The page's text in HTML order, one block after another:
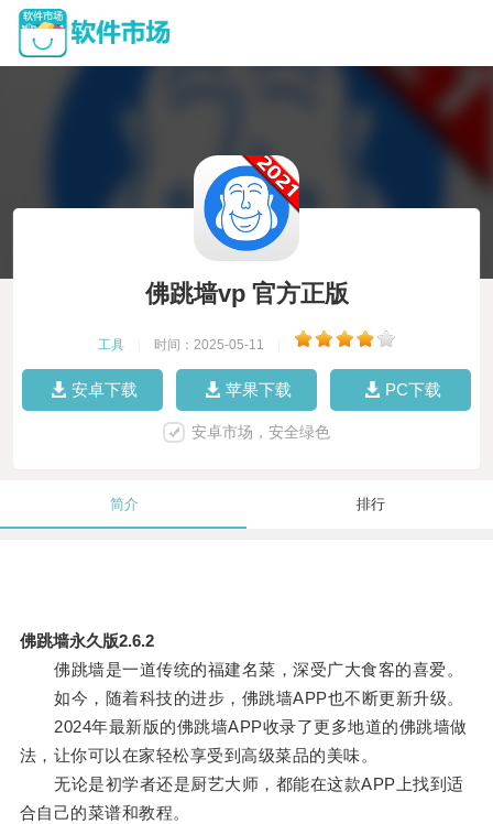
佛跳墙vp 官方正版
工具 时间：2025-05-11
安卓下载 苹果下载 PC下载
安卓市场，安全绿色
简介 排行
佛跳墙永久版2.6.2
佛跳墙是一道传统的福建名菜，深受广大食客的喜爱。
如今，随着科技的进步，佛跳墙APP也不断更新升级。
2024年最新版的佛跳墙APP收录了更多地道的佛跳墙做
法，让你可以在家轻松享受到高级菜品的美味。
无论是初学者还是厨艺大师，都能在这款APP上找到适
合自己的菜谱和教程。